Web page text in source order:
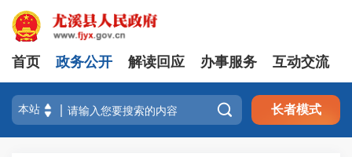
首页 政务公开 解读回应 办事服务 互动交流
 长者模式